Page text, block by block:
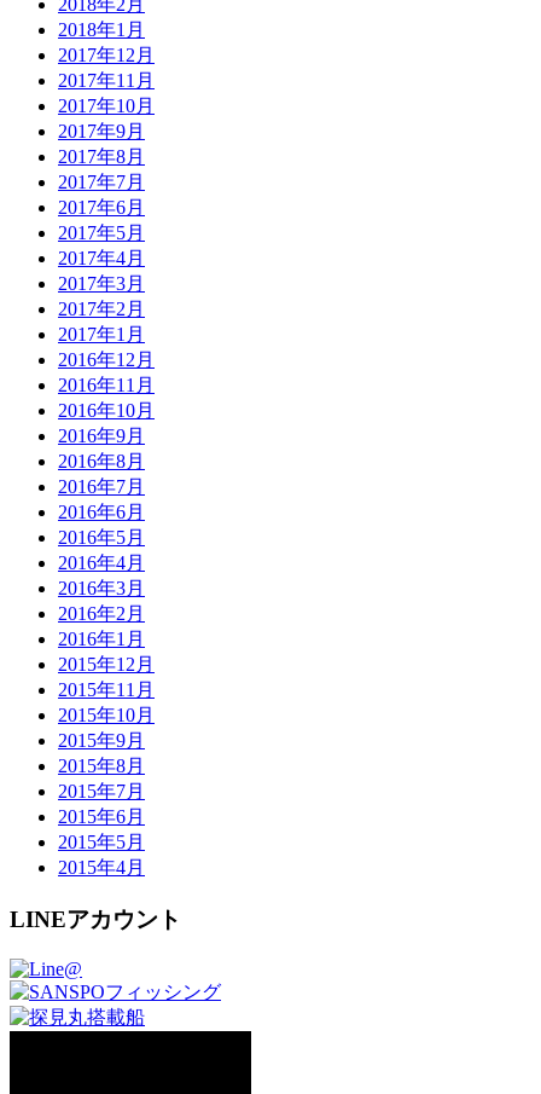
2018年2月
2018年1月
2017年12月
2017年11月
2017年10月
2017年9月
2017年8月
2017年7月
2017年6月
2017年5月
2017年4月
2017年3月
2017年2月
2017年1月
2016年12月
2016年11月
2016年10月
2016年9月
2016年8月
2016年7月
2016年6月
2016年5月
2016年4月
2016年3月
2016年2月
2016年1月
2015年12月
2015年11月
2015年10月
2015年9月
2015年8月
2015年7月
2015年6月
2015年5月
2015年4月
LINEアカウント